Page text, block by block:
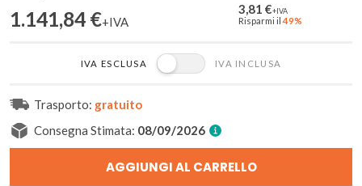
1.141,84 € 7,35 €
3,81 €
Risparmi il49%
IVA ESCLUSA IVA INCLUSA
Trasporto: gratuito
Consegna Stimata: 08/09/2026
AGGIUNGI AL CARRELLO